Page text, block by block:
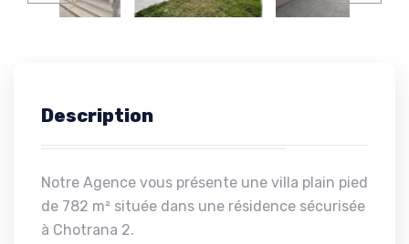
Description
Notre Agence vous présente une villa plain pied
de 782 m² située dans une résidence sécurisée
à Chotrana 2.